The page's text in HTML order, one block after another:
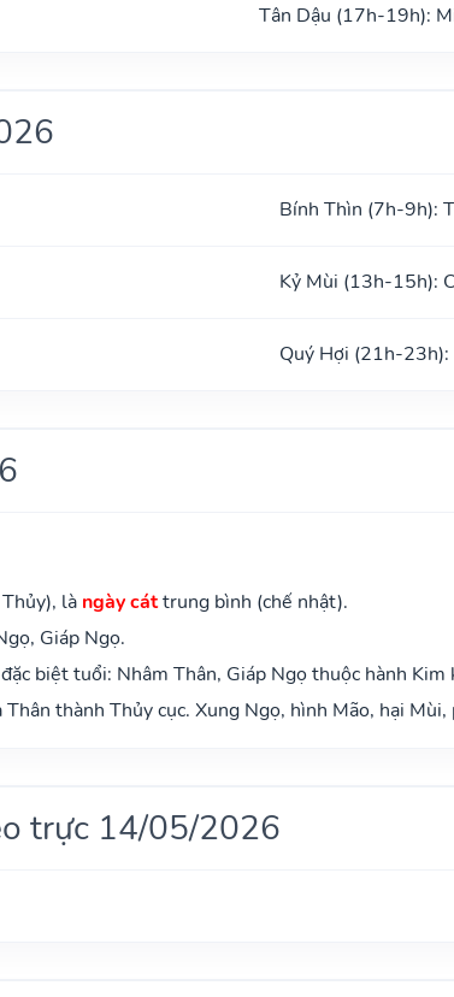
Tân Dậu (17h-19h):
Bính Thìn (7h-9h):
Kỷ Mùi (13h-15h):
Quý Hợi (21h-23h):
là ngày cáttrung bình (chế nhật).
Giáp Ngọ.
biệt tuổi: Nhâm Thân, Giáp Ngọ thuộc hành Kim
thành Thủy cục. Xung Ngọ, hình Mão, hại Mùi,
trực 14/05/2026